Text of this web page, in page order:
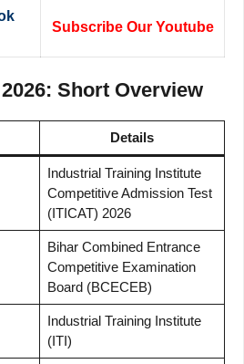
Subscribe Our Youtube
Short Overview
Details
Industrial Training Institute
Competitive Admission Test
(ITICAT) 2026
Bihar Combined Entrance
Competitive Examination
Board (BCECEB)
Industrial Training Institute
(ITI)